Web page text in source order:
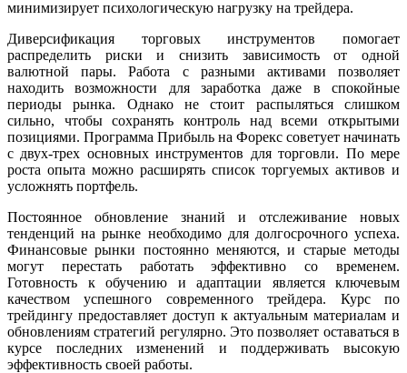
минимизирует психологическую нагрузку на трейдера.
Диверсификация торговых инструментов помогает
распределить риски и снизить зависимость от одной
валютной пары. Работа с разными активами позволяет
находить возможности для заработка даже в спокойные
периоды рынка. Однако не стоит распыляться слишком
сильно, чтобы сохранять контроль над всеми открытыми
позициями. Программа Прибыль на Форекс советует начинать
с двух-трех основных инструментов для торговли. По мере
роста опыта можно расширять список торгуемых активов и
усложнять портфель.
Постоянное обновление знаний и отслеживание новых
тенденций на рынке необходимо для долгосрочного успеха.
Финансовые рынки постоянно меняются, и старые методы
могут перестать работать эффективно со временем.
Готовность к обучению и адаптации является ключевым
качеством успешного современного трейдера. Курс по
трейдингу предоставляет доступ к актуальным материалам и
обновлениям стратегий регулярно. Это позволяет оставаться в
курсе последних изменений и поддерживать высокую
эффективность своей работы.